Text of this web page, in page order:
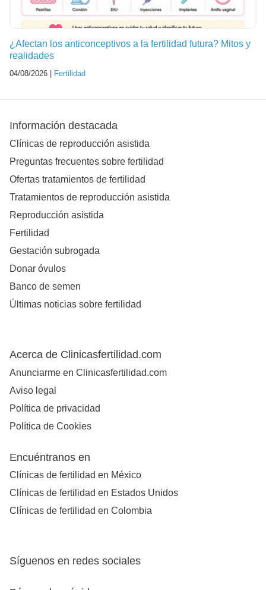
¿Afectan los anticonceptivos a la fertilidad futura? Mitos y
realidades
04/08/2026 | Fertilidad
Información destacada
Clínicas de reproducción asistida
Preguntas frecuentes sobre fertilidad
Ofertas tratamientos de fertilidad
Tratamientos de reproducción asistida
Reproducción asistida
Fertilidad
Gestación subrogada
Donar óvulos
Banco de semen
Últimas noticias sobre fertilidad
Acerca de Clinicasfertilidad.com
Anunciarme en Clinicasfertilidad.com
Aviso legal
Política de privacidad
Política de Cookies
Encuéntranos en
Clínicas de fertilidad en México
Clínicas de fertilidad en Estados Unidos
Clínicas de fertilidad en Colombia
Síguenos en redes sociales